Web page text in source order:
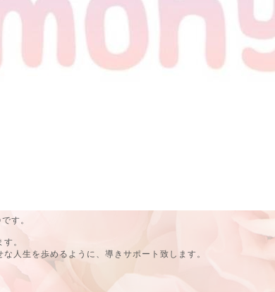
す。
。
人生を歩めるように、導きサポート致します。